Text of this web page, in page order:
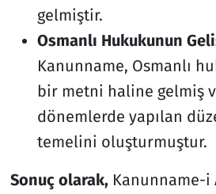
gelmiştir.
Osmanlı Hukukunun
Kanunname, Osmanlı
bir metni haline gelmiş
dönemlerde yapılan
temelini oluşturmuştur.
Sonuç olarak,Kanunname-i